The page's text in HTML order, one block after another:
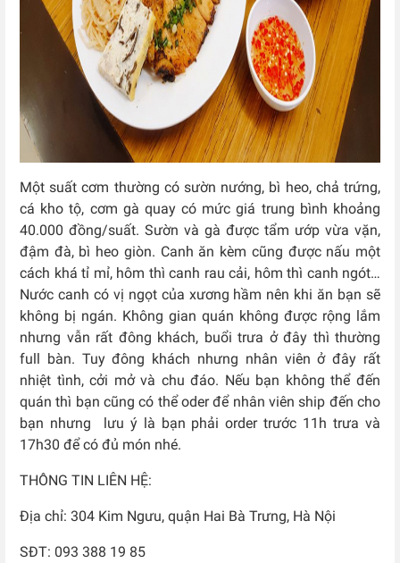
Một suất cơm thường có sườn nướng, bì heo, chả trứng,
cá kho tộ, cơm gà quay có mức giá trung bình khoảng
40.000 đồng/suất. Sườn và gà được tẩm ướp vừa vặn,
đậm đà, bì heo giòn. Canh ăn kèm cũng được nấu một
cách khá tỉ mỉ, hôm thì canh rau cải, hôm thì canh ngót…
Nước canh có vị ngọt của xương hầm nên khi ăn bạn sẽ
không bị ngán. Không gian quán không được rộng lắm
nhưng vẫn rất đông khách, buổi trưa ở đây thì thường
full bàn. Tuy đông khách nhưng nhân viên ở đây rất
nhiệt tình, cởi mở và chu đáo. Nếu bạn không thể đến
quán thì bạn cũng có thể oder để nhân viên ship đến cho
bạn nhưng lưu ý là bạn phải order trước 11h trưa và
17h30 để có đủ món nhé.
THÔNG TIN LIÊN HỆ:
Địa chỉ: 304 Kim Ngưu, quận Hai Bà Trưng, Hà Nội
SĐT: 093 388 19 85